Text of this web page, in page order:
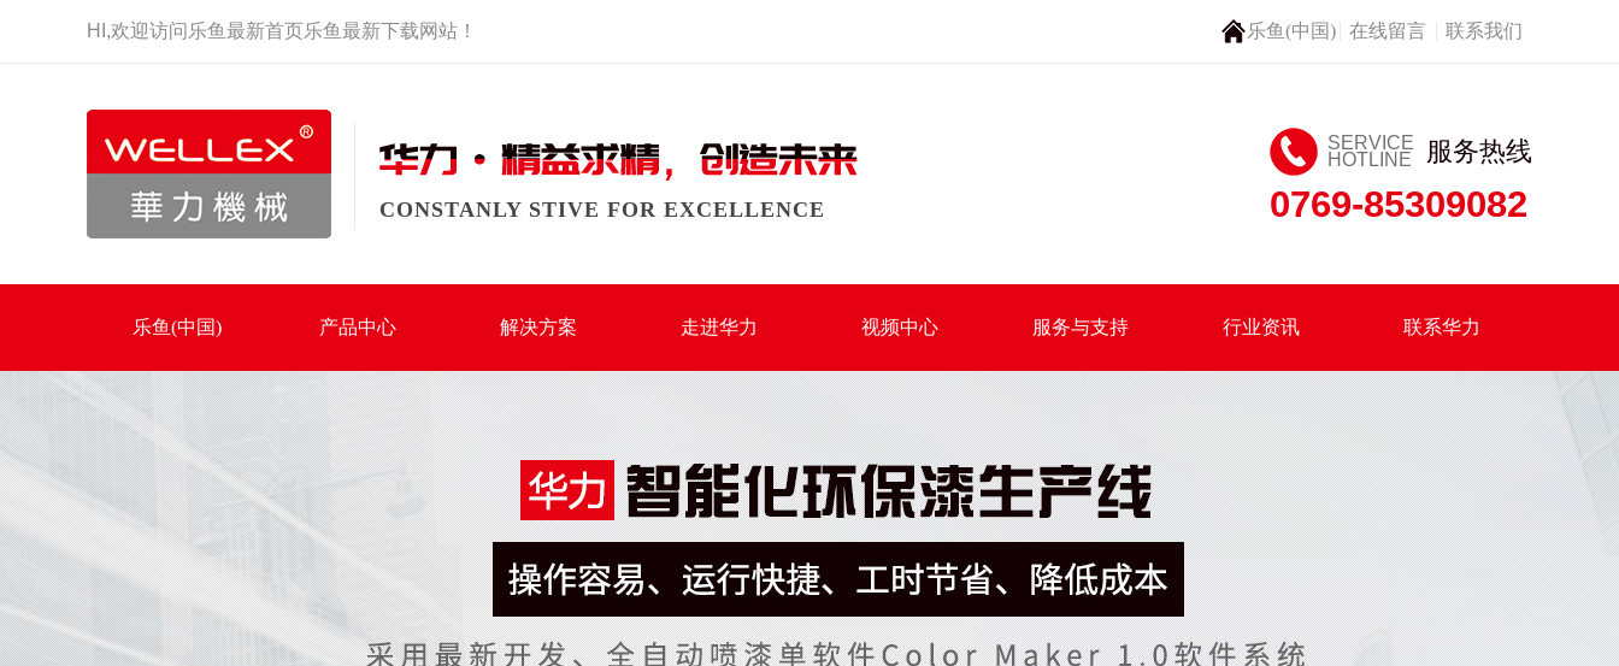
HI,欢迎访问 乐鱼最新首页乐鱼最新下载网站！ 乐鱼(中国) 在线留言 联系我们
CONSTANLY STIVE FOR EXCELLENCE
SERVICE
HOTLINE
服务热线
0769-85309082
乐鱼(中国) 产品中心 解决方案 走进华力 视频中心 服务与支持 行业资讯 联系华力